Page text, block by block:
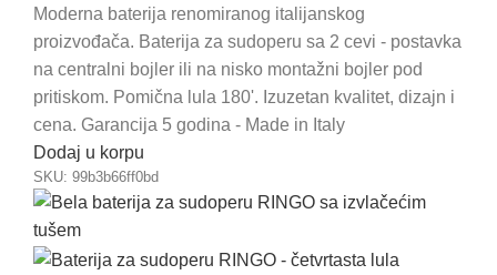
Moderna baterija renomiranog italijanskog
proizvođača. Baterija za sudoperu sa 2 cevi - postavka
na centralni bojler ili na nisko montažni bojler pod
pritiskom. Pomična lula 180'. Izuzetan kvalitet, dizajn i
cena. Garancija 5 godina - Made in Italy
Dodaj u korpu
SKU: 99b3b66ff0bd